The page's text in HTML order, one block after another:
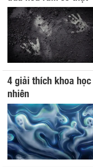
4 giải thích khoa
nhiên